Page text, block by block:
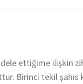
ettiğime ilişkin
Birinci tekil şahıs